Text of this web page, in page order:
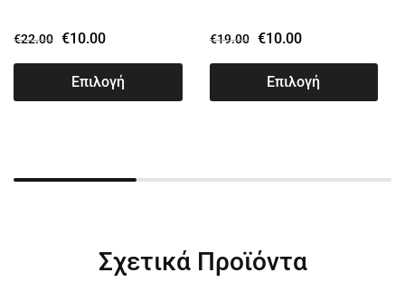
€22.00 €10.00
Επιλογή
€19.00 €10.00
Επιλογή
Σχετικά Προϊόντα